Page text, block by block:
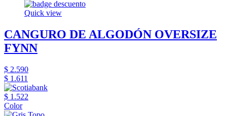
Quick view
CANGURO DE ALGODÓN OVERSIZE
FYNN
$ 2.590
$ 1.611
$ 1.522
Color